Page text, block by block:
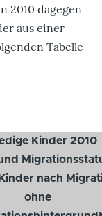
2010 dagegen
aus einer
Tabelle
Kinder 2010
nach
ohne